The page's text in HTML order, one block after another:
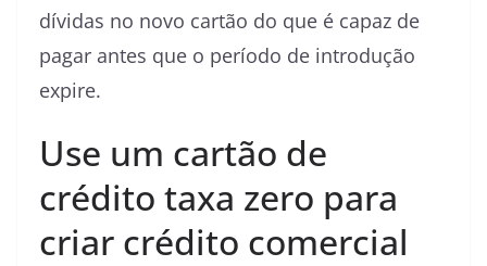
dívidas no novo cartão do que é capaz de
pagar antes que o período de introdução
expire.
Use um cartão de
crédito taxa zero para
criar crédito comercial